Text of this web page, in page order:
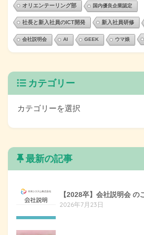
オリエンテーリング部 国内優良企業認定
社長と新入社員のICT開発 新入社員研修
会社説明会 AI GEEK ウマ娘
カテゴリー
最新の記事
【2028卒】会社説明会 の
2026年7月23日